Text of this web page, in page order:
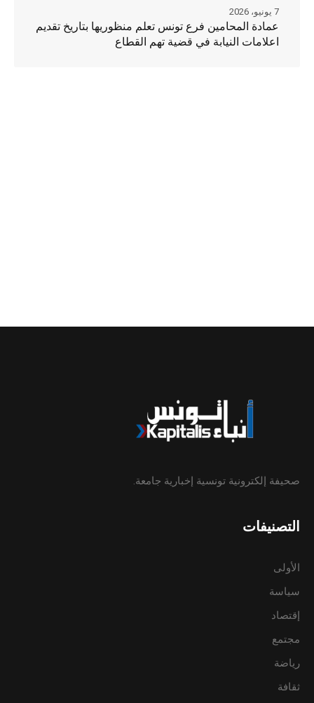
عمادة المحامين فرع تونس تعلم منظوريها بتاريخ تقديم
اعلامات النيابة في قضية تهم القطاع
7 يونيو، 2026
صحيفة إلكترونية تونسية إخبارية جامعة.
التصنيفات
الأولى
سياسة
إقتصاد
مجتمع
رياضة
ثقافة